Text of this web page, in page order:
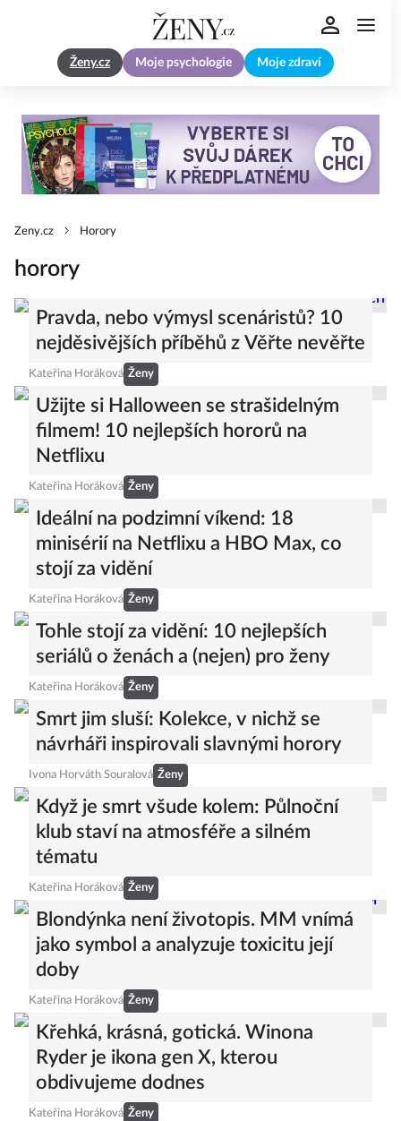
Ženy.cz Moje psychologie Moje zdraví
Zeny.cz Horory
horory
Pravda, nebo výmysl scenáristů? 10
nejděsivějších příběhů z Věřte nevěřte
Kateřina Horáková Ženy
Užijte si Halloween se strašidelným
filmem! 10 nejlepších hororů na
Netflixu
Kateřina Horáková Ženy
Ideální na podzimní víkend: 18
minisérií na Netflixu a HBO Max, co
stojí za vidění
Kateřina Horáková Ženy
Tohle stojí za vidění: 10 nejlepších
seriálů o ženách a (nejen) pro ženy
Kateřina Horáková Ženy
Smrt jim sluší: Kolekce, v nichž se
návrháři inspirovali slavnými horory
Ivona Horváth Souralová Ženy
Když je smrt všude kolem: Půlnoční
klub staví na atmosféře a silném
tématu
Kateřina Horáková Ženy
Blondýnka není životopis. MM vnímá
jako symbol a analyzuje toxicitu její
doby
Kateřina Horáková Ženy
Křehká, krásná, gotická. Winona
Ryder je ikona gen X, kterou
obdivujeme dodnes
Kateřina Horáková Ženy